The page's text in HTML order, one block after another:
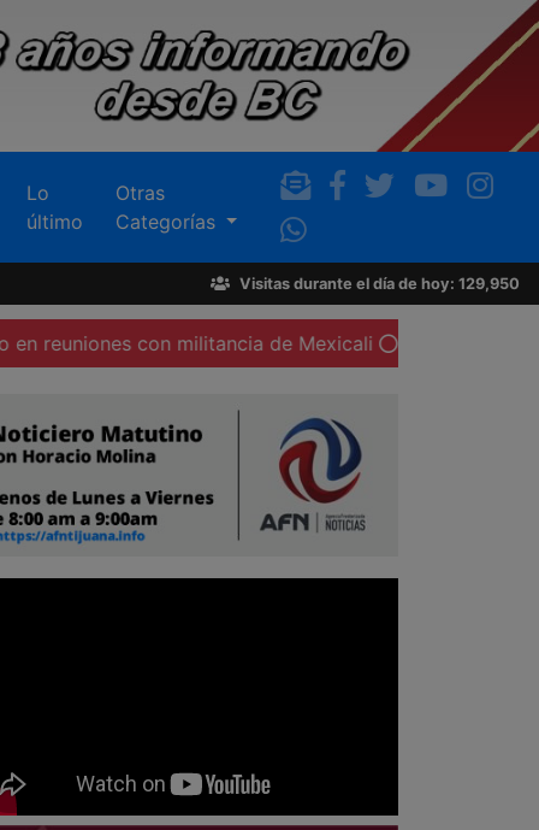
Lo
último
Otras
Categorías
Visitas durante el día de hoy: 129,950
con militancia de Mexicali Revela el PAN de Tijuana